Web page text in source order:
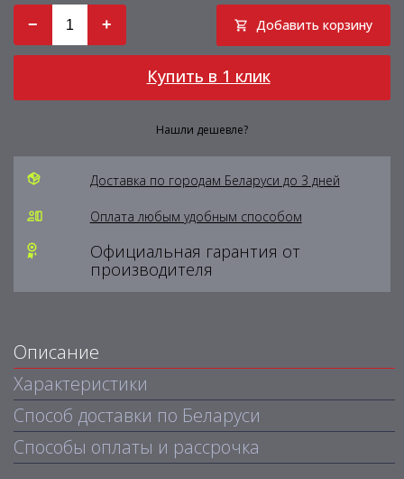
− + Добавить корзину
Купить в 1 клик
Нашли дешевле?
Доставка по городам Беларуси до 3 дней
Оплата любым удобным способом
Официальная гарантия от
производителя
Описание
Характеристики
Способ доставки по Беларуси
Способы оплаты и рассрочка